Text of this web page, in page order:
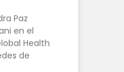
Paz
en el
Health
de